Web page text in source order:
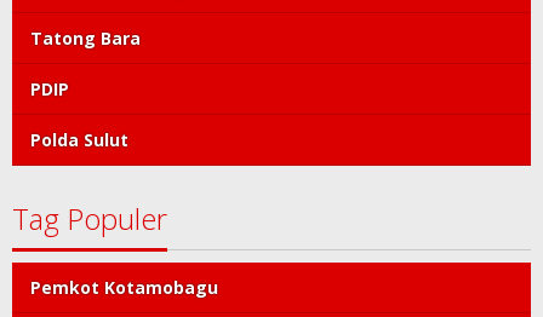
Tatong Bara
PDIP
Polda Sulut
Tag Populer
Pemkot Kotamobagu